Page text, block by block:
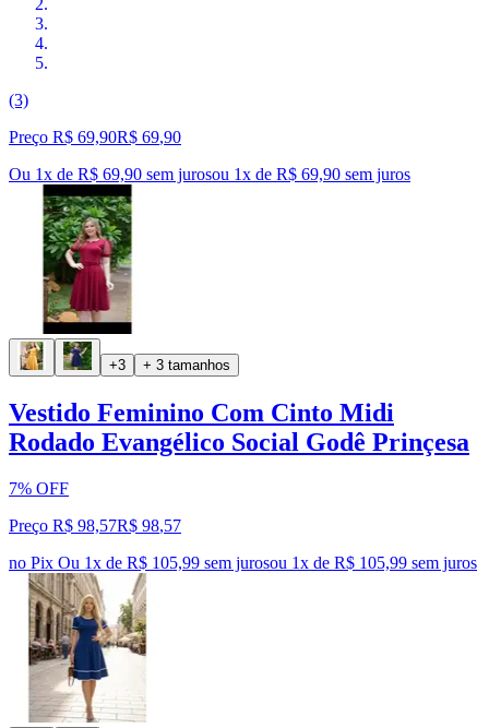
(3)
Preço R$ 69,90R$ 69,90
Ou 1x de R$ 69,90 sem jurosou 1x de R$ 69,90 sem juros
+3 + 3 tamanhos
Vestido Feminino Com Cinto Midi
Rodado Evangélico Social Godê Prinçesa
7% OFF
Preço R$ 98,57R$ 98,57
no Pix Ou 1x de R$ 105,99 sem jurosou 1x de R$ 105,99 sem juros